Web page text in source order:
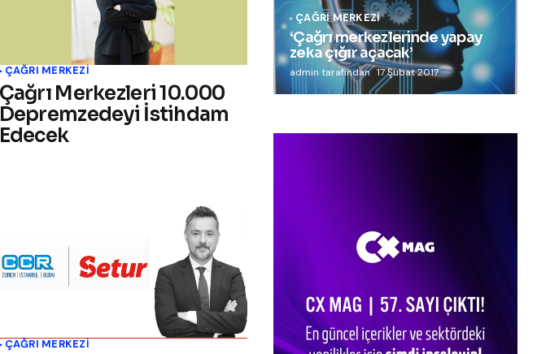
ÇAĞRI MERKEZI
Çağrı Merkezleri 10.000
Depremzedeyi İstihdam
Edecek
ÇAĞRI MERKEZI
ÇAĞRI MERKEZI
‘Çağrı merkezlerinde yapay
zeka çığır açacak’
admin tarafından 17 Şubat 2017